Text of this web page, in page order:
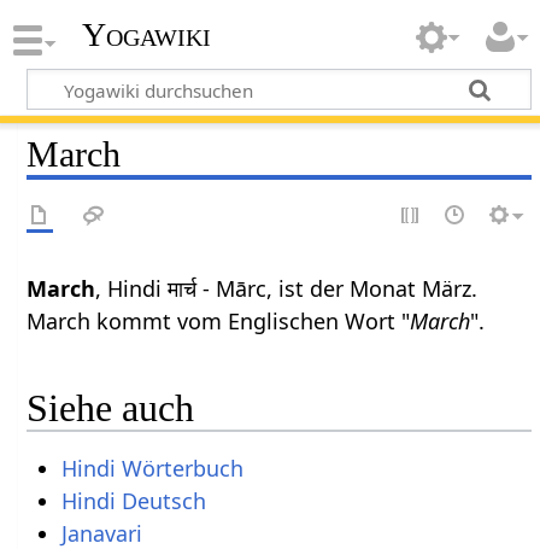
Yogawiki
March
March, Hindi मार्च - Mārc, ist der Monat März.
March kommt vom Englischen Wort "March".
Siehe auch
Hindi Wörterbuch
Hindi Deutsch
Janavari